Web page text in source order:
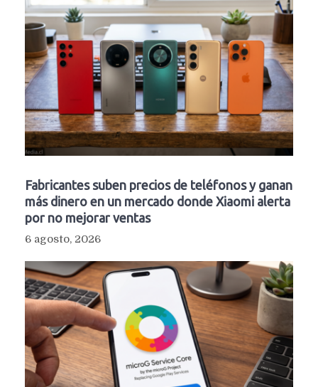
Fabricantes suben precios de teléfonos y ganan
más dinero en un mercado donde Xiaomi alerta
por no mejorar ventas
6 agosto, 2026